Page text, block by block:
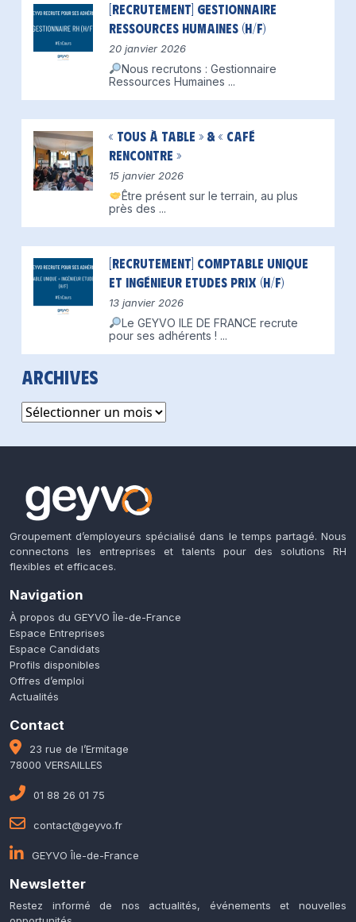
[Recrutement] Gestionnaire
Ressources Humaines (H/F)
20 janvier 2026
Nous recrutons : Gestionnaire
Ressources Humaines ...
« Tous à table » & « Café
Rencontre »
15 janvier 2026
Être présent sur le terrain, au plus
près des ...
[Recrutement] Comptable unique
et Ingénieur Etudes Prix (H/F)
13 janvier 2026
Le GEYVO ILE DE FRANCE recrute
pour ses adhérents ! ...
Archives
Archives
Groupement d’employeurs spécialisé dans le temps partagé. Nous
connectons les entreprises et talents pour des solutions RH
flexibles et efficaces.
Navigation
À propos du GEYVO Île-de-France
Espace Entreprises
Espace Candidats
Profils disponibles
Offres d’emploi
Actualités
Contact
23 rue de l’Ermitage
78000 VERSAILLES
01 88 26 01 75
contact@geyvo.fr
GEYVO Île-de-France
Newsletter
Restez informé de nos actualités, événements et nouvelles